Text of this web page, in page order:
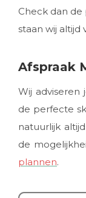
Check dan
staan wij altijd
Afspraak
Wij adviseren
de perfecte
natuurlijk
de
plannen.